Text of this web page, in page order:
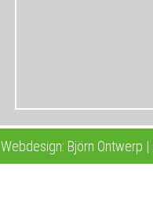
Webdesign: Björn Ontwerp